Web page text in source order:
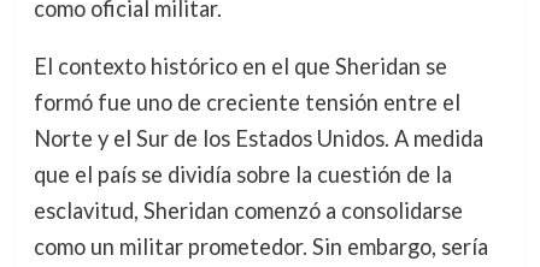
como oficial militar.
El contexto histórico en el que Sheridan se
formó fue uno de creciente tensión entre el
Norte y el Sur de los Estados Unidos. A medida
que el país se dividía sobre la cuestión de la
esclavitud, Sheridan comenzó a consolidarse
como un militar prometedor. Sin embargo, sería